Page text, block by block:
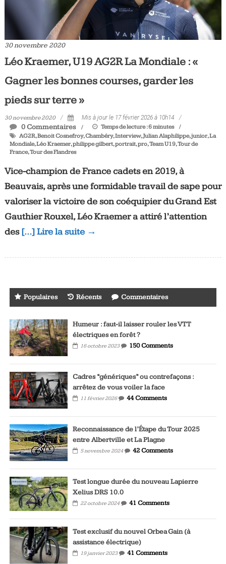
30 novembre 2020
Léo Kraemer, U19 AG2R La Mondiale : «
Gagner les bonnes courses, garder les
pieds sur terre »
30 novembre 2020 Mis à jour le 17 février 2026 à 10h14
0 Commentaires Temps de lecture :6minutes
AG2R,Benoit Cosnefroy,Chambéry,Interview,Julian Alaphilippe,junior,La
Mondiale,Léo Kraemer,philippe gilbert,portrait,pro,Team U19,Tour de
France,Tour des Flandres
Vice-champion de France cadets en 2019,à
Beauvais, après une formidable travail de sape pour
valoriser la victoire de son coéquipier du Grand Est
Gauthier Rouxel,Léo Kraemera attiré l’attention
des[…] Lire la suite →
Populaires Récents Commentaires
Humeur : faut-il laisser rouler les VTT
électriques en forêt ?
16 octobre 2023 150 Comments
Cadres “génériques” ou contrefaçons :
arrêtez de vous voiler la face
11 février 2026 44 Comments
Reconnaissance de l’Étape du Tour 2025
entre Albertville et La Plagne
5 novembre 2024 42 Comments
Test longue durée du nouveau Lapierre
Xelius DRS 10.0
22 octobre 2024 41 Comments
Test exclusif du nouvel Orbea Gain (à
assistance électrique)
19 janvier 2023 41 Comments